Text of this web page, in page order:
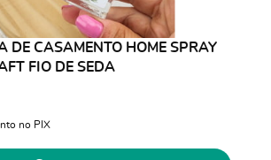
DE CASAMENTO HOME SPRAY
FIO DE SEDA
no PIX